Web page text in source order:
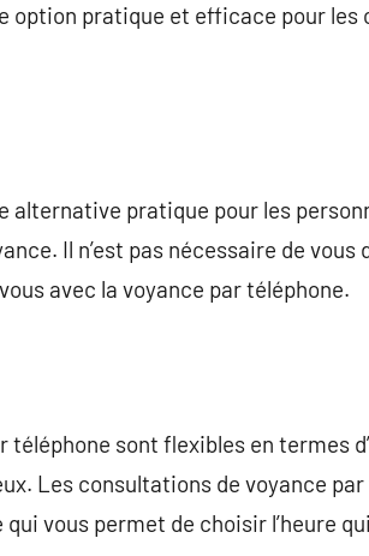
option pratique et efficace pour les
alternative pratique pour les
Il n’est pas nécessaire de
avec la voyance par téléphone.
sont flexibles en termes
Les consultations de voyance
qui vous permet de choisir l’heure